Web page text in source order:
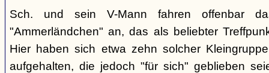
Sch. und sein V-Mann fahren offenbar
"Ammerländchen" an, das als beliebter
Hier haben sich etwa zehn solcher
aufgehalten, die jedoch "für sich" geblieben